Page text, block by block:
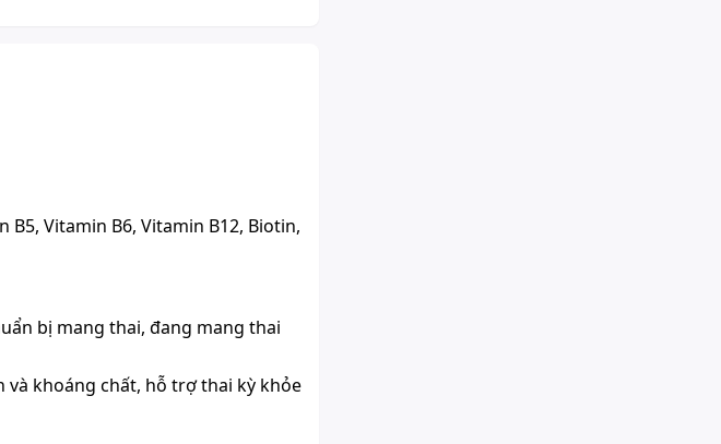
B5, Vitamin B6, Vitamin B12, Biotin,
bị mang thai, đang mang thai
khoáng chất, hỗ trợ thai kỳ khỏe